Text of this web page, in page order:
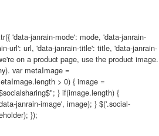
'data-janrain-mode': mode, 'data-janrain-
url': url, 'data-janrain-title': title, 'data-janrain-
on a product page, use the product image.
var metaImage =
> 0) { image =
} if(image.length) {
janrain-image', image); } $('.social-
});